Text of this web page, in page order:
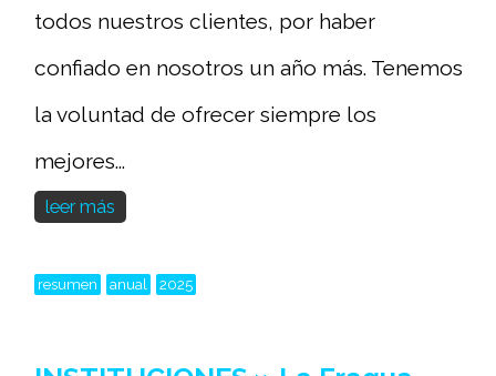
todos nuestros clientes, por haber
confiado en nosotros un año más. Tenemos
la voluntad de ofrecer siempre los
mejores...
leer más
resumen anual 2025